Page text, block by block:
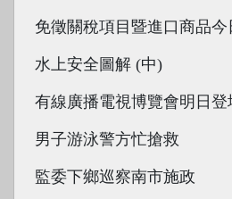
免徵關稅項目暨進口商品今
水上安全圖解 (中)
有線廣播電視博覽會明日登
男子游泳警方忙搶救
監委下鄉巡察南市施政